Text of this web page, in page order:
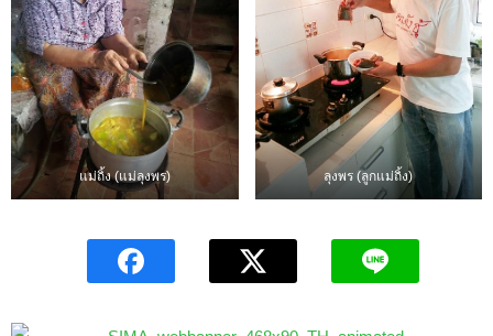
แม่ถิ้ง (แม่ลุงพร) ลุงพร (ลูกแม่ถิ้ง)